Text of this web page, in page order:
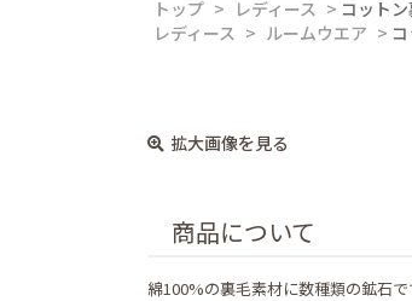
トップ > レディース > コット
レディース > ルームウエア >
拡大画像を見る
商品について
綿100%の裏毛素材に数種類の鉱石